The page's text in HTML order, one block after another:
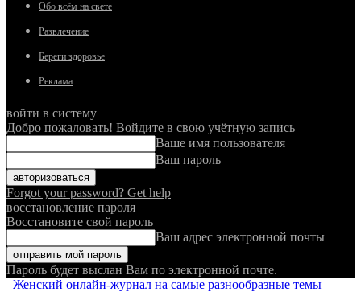
Обо всём на свете
Развлечение
Береги здоровье
Реклама
войти в систему
Добро пожаловать! Войдите в свою учётную запись
Ваше имя пользователя
Ваш пароль
Forgot your password? Get help
восстановление пароля
Восстановите свой пароль
Ваш адрес электронной почты
Пароль будет выслан Вам по электронной почте.
Женский онлайн-журнал на самые разнообразные темы